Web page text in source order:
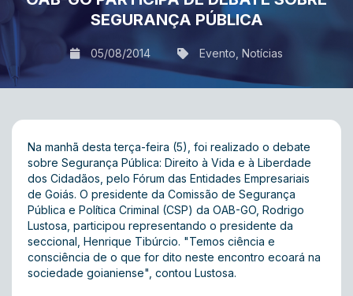
SEGURANÇA PÚBLICA
05/08/2014 Evento Notícias
Na manhã desta terça-feira (5), foi realizado o debate
sobre Segurança Pública: Direito à Vida e à Liberdade
dos Cidadãos, pelo Fórum das Entidades Empresariais
de Goiás. O presidente da Comissão de Segurança
Pública e Política Criminal (CSP) da OAB-GO, Rodrigo
Lustosa, participou representando o presidente da
seccional, Henrique Tibúrcio. "Temos ciência e
consciência de o que for dito neste encontro ecoará na
sociedade goianiense", contou Lustosa.